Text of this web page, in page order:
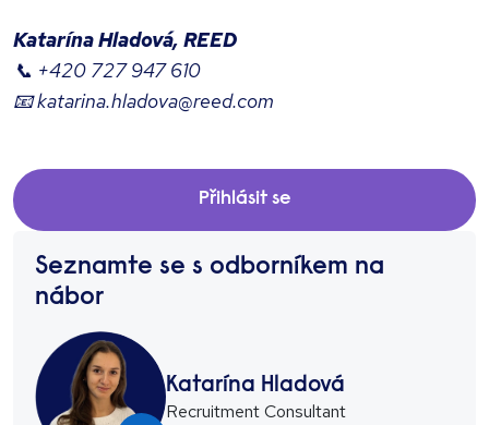
Katarína Hladová, REED
📞 +420 727 947 610
📧 katarina.hladova@reed.com
Přihlásit se
Seznamte se s odborníkem na
nábor
Katarína Hladová
Recruitment Consultant